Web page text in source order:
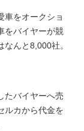
車をオークショ
をバイヤーが競
なんと8,000社。
たバイヤーへ売
ルカから代金を